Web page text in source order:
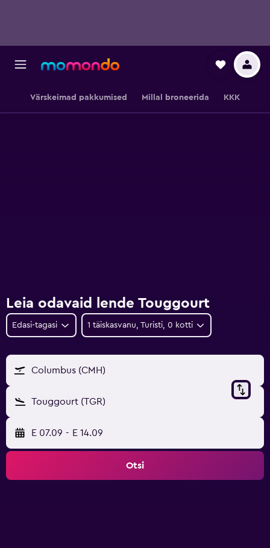
Värskeimad pakkumised Millal broneerida KKK
Leia odavaid lende Touggourt
Edasi-tagasi 1 täiskasvanu, Turisti, 0 kotti
Columbus (CMH)
Touggourt (TGR)
E 07.09 - E 14.09
Otsi